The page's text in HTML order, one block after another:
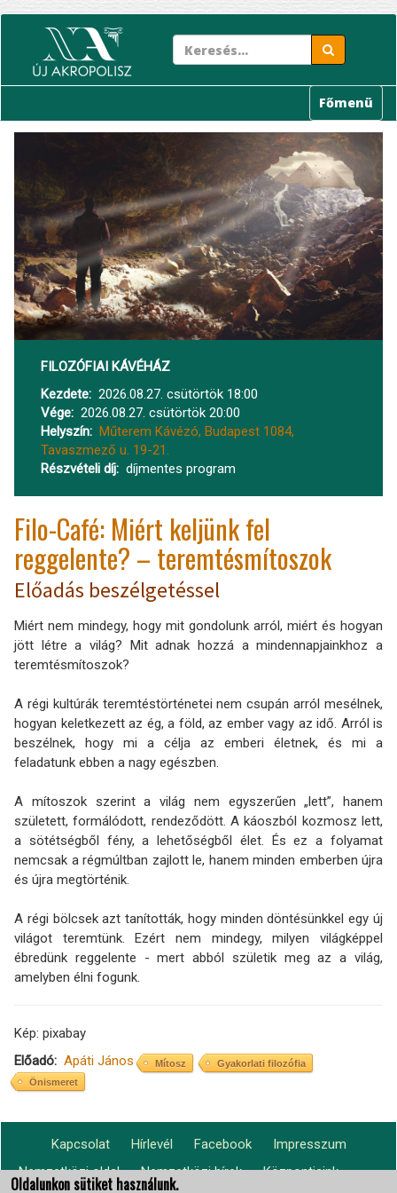
tartalomra
Főmenü
FILOZÓFIAI KÁVÉHÁZ
Kezdete
2026.08.27. csütörtök 18:00
Vége
2026.08.27. csütörtök 20:00
Helyszín
Műterem Kávézó, Budapest 1084,
Tavaszmező u. 19-21.
Részvételi díj
díjmentes program
Filo-Café: Miért keljünk fel
reggelente? – teremtésmítoszok
Előadás beszélgetéssel
Miért nem mindegy, hogy mit gondolunk arról, miért és hogyan
jött létre a világ? Mit adnak hozzá a mindennapjainkhoz a
teremtésmítoszok?
A régi kultúrák teremtéstörténetei nem csupán arról mesélnek,
hogyan keletkezett az ég, a föld, az ember vagy az idő. Arról is
beszélnek, hogy mi a célja az emberi életnek, és mi a
feladatunk ebben a nagy egészben.
A mítoszok szerint a világ nem egyszerűen „lett”, hanem
született, formálódott, rendeződött. A káoszból kozmosz lett,
a sötétségből fény, a lehetőségből élet. És ez a folyamat
nemcsak a régmúltban zajlott le, hanem minden emberben újra
és újra megtörténik.
A régi bölcsek azt tanították, hogy minden döntésünkkel egy új
világot teremtünk. Ezért nem mindegy, milyen világképpel
ébredünk reggelente - mert abból születik meg az a világ,
amelyben élni fogunk.
Kép: pixabay
Előadó
Apáti János Mítosz
Gyakorlati filozófia
Önismeret
Footer
Kapcsolat Hírlevél Facebook Impresszum
Nemzetközi oldal Nemzetközi hírek
Központjaink
Oldalunkon sütiket használunk.